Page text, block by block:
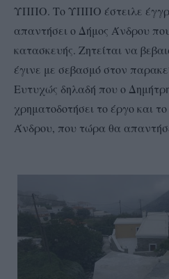
ΥΠΠΟ. Το ΥΠΠΟ έστειλε
απαντήσει ο Δήμος Άνδρου
κατασκευής. Ζητείται να
έγινε με σεβασμό στον
Ευτυχώς δηλαδή που ο
χρηματοδοτήσει το έργο και
Άνδρου, που τώρα θα